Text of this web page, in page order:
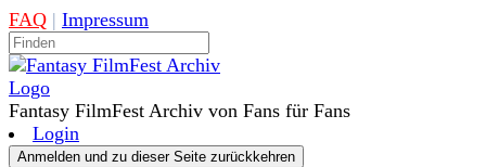
FAQ | Impressum
Fantasy FilmFest Archiv von Fans für Fans
Login